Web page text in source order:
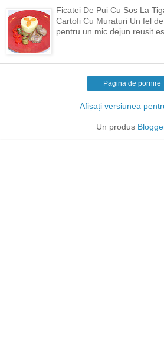
Ficatei De Pui Cu Sos La
Cartofi Cu Muraturi Un fel
pentru un mic dejun reusit
Pagina de pornire
Afișați versiunea
Un produs